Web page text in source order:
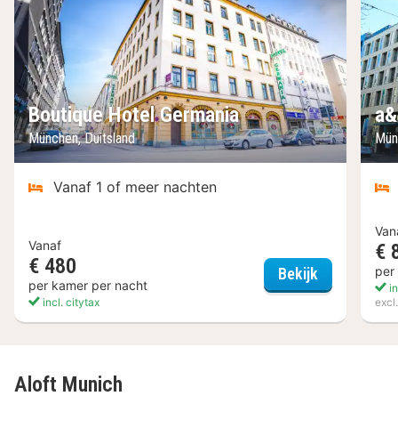
Boutique Hotel Germania
München, Duitsland
Vanaf 1 of meer nachten
Vanaf
€ 480
per kamer per nacht
incl. citytax
Bekijk Boutique
€
per
Aloft Munich